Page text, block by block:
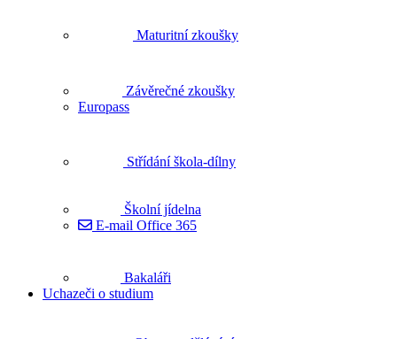
Maturitní zkoušky
Závěrečné zkoušky
Europass
Střídání škola-dílny
Školní jídelna
E-mail Office 365
Bakaláři
Uchazeči o studium